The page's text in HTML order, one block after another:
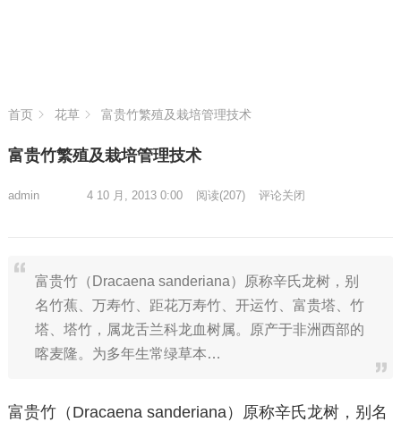
首页 花草 富贵竹繁殖及栽培管理技术
富贵竹繁殖及栽培管理技术
admin 4 10 月, 2013 0:00 阅读(207) 评论关闭
富贵竹（Dracaena sanderiana）原称辛氏龙树，别
名竹蕉、万寿竹、距花万寿竹、开运竹、富贵塔、竹
塔、塔竹，属龙舌兰科龙血树属。原产于非洲西部的
喀麦隆。为多年生常绿草本…
富贵竹（Dracaena sanderiana）原称辛氏龙树，别名